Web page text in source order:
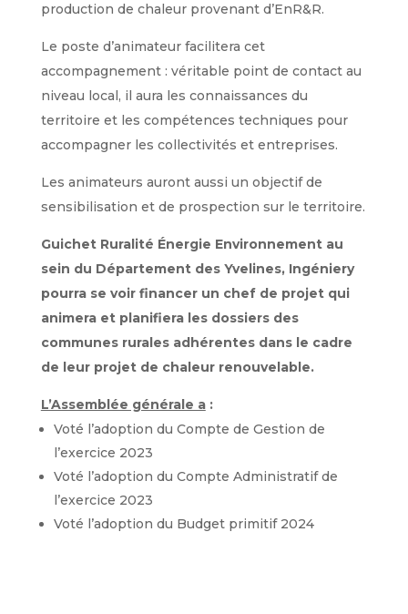
production de chaleur provenant d’EnR&R.
Le poste d’animateur facilitera cet
accompagnement : véritable point de contact au
niveau local, il aura les connaissances du
territoire et les compétences techniques pour
accompagner les collectivités et entreprises.
Les animateurs auront aussi un objectif de
sensibilisation et de prospection sur le territoire.
Guichet Ruralité Énergie Environnement au
sein du Département des Yvelines, Ingéniery
pourra se voir financer un chef de projet qui
animera et planifiera les dossiers des
communes rurales adhérentes dans le cadre
de leur projet de chaleur renouvelable.
L’Assemblée générale a:
Voté l’adoption du Compte de Gestion de
l’exercice 2023
Voté l’adoption du Compte Administratif de
l’exercice 2023
Voté l’adoption du Budget primitif 2024